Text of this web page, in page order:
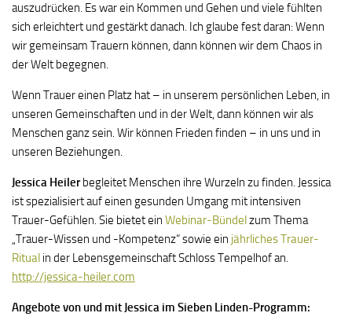
auszudrücken. Es war ein Kommen und Gehen und viele fühlten
sich erleichtert und gestärkt danach. Ich glaube fest daran: Wenn
wir gemeinsam Trauern können, dann können wir dem Chaos in
der Welt begegnen.
Wenn Trauer einen Platz hat – in unserem persönlichen Leben, in
unseren Gemeinschaften und in der Welt, dann können wir als
Menschen ganz sein. Wir können Frieden finden – in uns und in
unseren Beziehungen.
Jessica Heilerbegleitet Menschen ihre Wurzeln zu finden. Jessica
ist spezialisiert auf einen gesunden Umgang mit intensiven
Trauer-Gefühlen. Sie bietet ein Webinar-Bündelzum Thema
„Trauer-Wissen und -Kompetenz“ sowie ein jährliches Trauer-
Ritual in der Lebensgemeinschaft Schloss Tempelhof an.
http://jessica-heiler.com
Angebote von und mit Jessica im Sieben Linden-Programm: